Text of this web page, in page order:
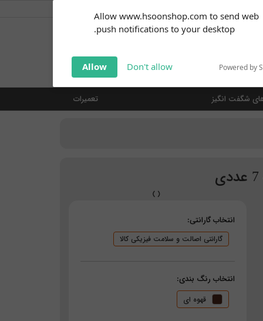
Allow www.hsoonshop.com to send web
push notifications to your desktop.
Powered by
Don't allow
Allow
notifications!
Click the bell icon to enable
شگفت انگیز تعمیرات
انتخاب گارانتی:
گارانتی اصالت و سلامت فیزیکی کالا
انتخاب رنگ بندی:
قهوه ای